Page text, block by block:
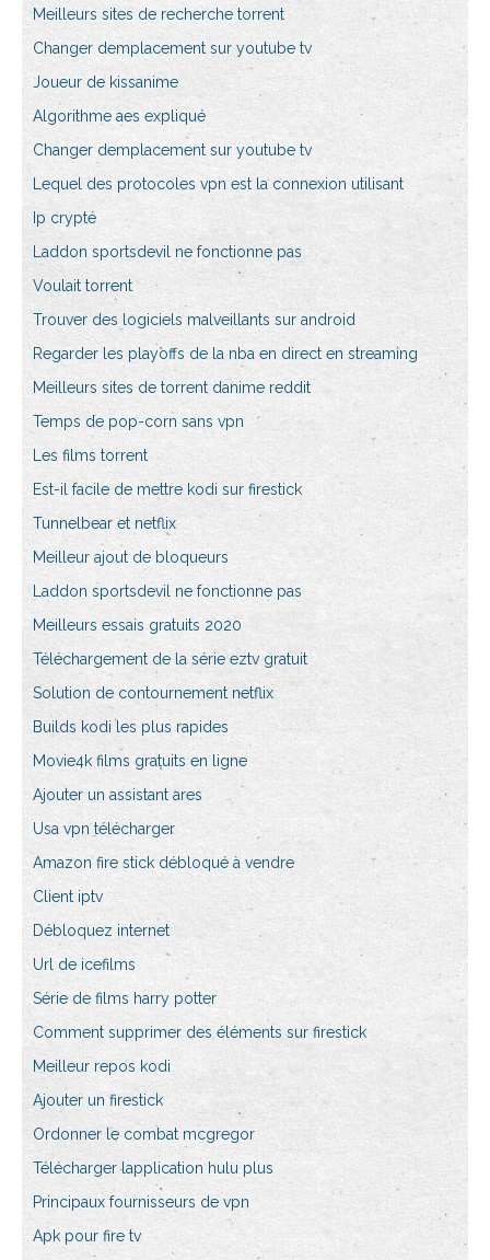
Meilleurs sites de recherche torrent
Changer demplacement sur youtube tv
Joueur de kissanime
Algorithme aes expliqué
Changer demplacement sur youtube tv
Lequel des protocoles vpn est la connexion utilisant
Ip crypté
Laddon sportsdevil ne fonctionne pas
Voulait torrent
Trouver des logiciels malveillants sur android
Regarder les playoffs de la nba en direct en streaming
Meilleurs sites de torrent danime reddit
Temps de pop-corn sans vpn
Les films torrent
Est-il facile de mettre kodi sur firestick
Tunnelbear et netflix
Meilleur ajout de bloqueurs
Laddon sportsdevil ne fonctionne pas
Meilleurs essais gratuits 2020
Téléchargement de la série eztv gratuit
Solution de contournement netflix
Builds kodi les plus rapides
Movie4k films gratuits en ligne
Ajouter un assistant ares
Usa vpn télécharger
Amazon fire stick débloqué à vendre
Client iptv
Débloquez internet
Url de icefilms
Série de films harry potter
Comment supprimer des éléments sur firestick
Meilleur repos kodi
Ajouter un firestick
Ordonner le combat mcgregor
Télécharger lapplication hulu plus
Principaux fournisseurs de vpn
Apk pour fire tv